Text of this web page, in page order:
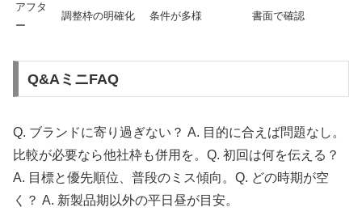
アフタ
ー
調整枠の明確化 条件が多様 書面で確認
Q&AミニFAQ
Q. ブランドに寄り過ぎない？ A. 目的に合えば問題なし。
比較が必要なら他社枠も併用を。Q. 初回は何を伝える？
A. 目標と優先順位、普段のミス傾向。Q. どの時期が空
く？ A. 新製品期以外の平日昼が目安。